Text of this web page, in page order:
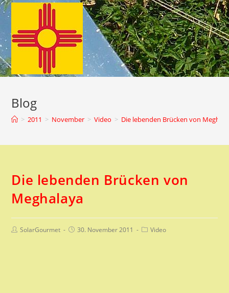
Zum
springen
Blog
> 2011 > November > Video > Die lebenden Brücken von
Die lebenden Brücken von
Meghalaya
Beitrags-
SolarGourmet
Beitrag
30. November 2011
Beitrags-
Video